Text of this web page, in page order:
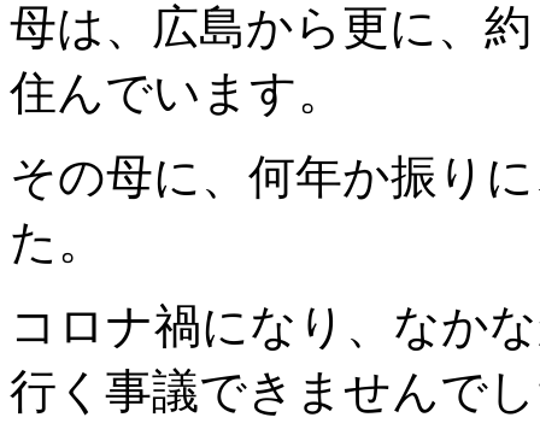
母は、広島から更に、
住んでいます。
その母に、何年か振り
た。
コロナ禍になり、なか
行く事議できませんで